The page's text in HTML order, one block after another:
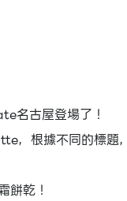
名古屋登場了！
根據不同的標題
餅乾！